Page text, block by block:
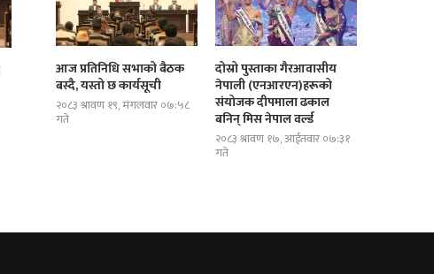
दोस्रो पुस्ताका गैरआवासीय नेपाली
(एनआरएन)हरूको संयोजक दीपमाला ढकाल...
ब्रोड पिकमा अस्ताए नेपाली
आज प्रतिनिधि सभाको बैठक
बस्दै, यस्तो छ कार्यसूची
२०८३ श्रावण १९, मंगलवार ०७:५८
गते
दोस्रो पुस्ताका गैरआवासीय
नेपाली (एनआरएन)हरूको
संयोजक दीपमाला ढकाल
बनिन् मिस नेपाल वर्ल्ड
२०८३ श्रावण १७, आईतवार ०७:३१
गते